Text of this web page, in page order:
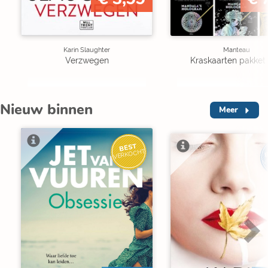
Karin Slaughter
Verzwegen
Manteau
Kraskaarten pakket
Nieuw binnen Meer
BEST
VERKOCHT